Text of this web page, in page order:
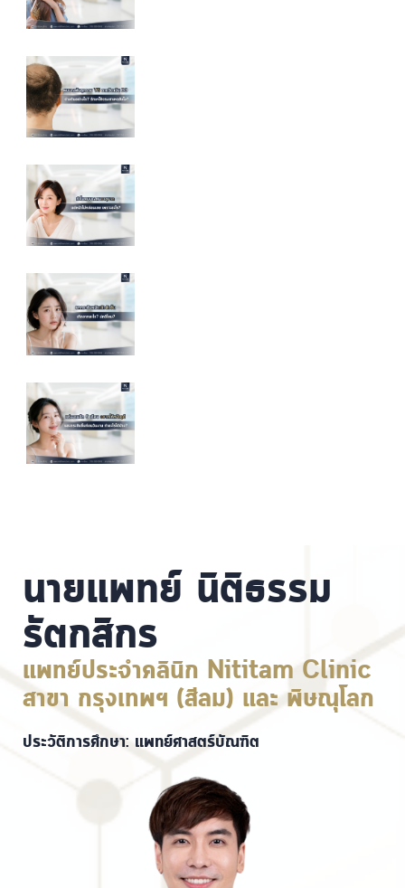
นายแพทย์ นิติธรรม
รัตกสิกร
แพทย์ประจำคลินิก Nititam Clinic
สาขา กรุงเทพฯ (สีลม) และ พิษณุโลก
ประวัติการศึกษา: แพทย์ศาสตร์บัณฑิต